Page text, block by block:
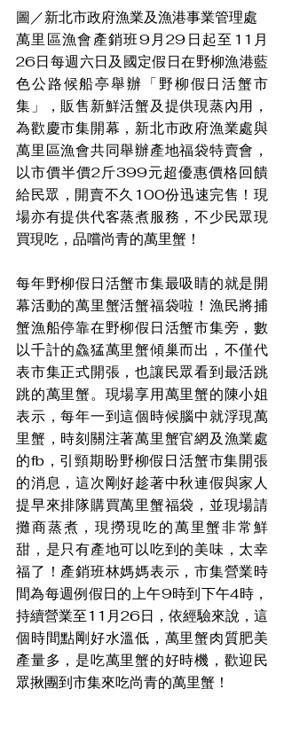
圖／新北市政府漁業及漁港事業管理處
萬里區漁會產銷班9月29日起至11月
26日每週六日及國定假日在野柳漁港藍
色公路候船亭舉辦「野柳假日活蟹市
集」，販售新鮮活蟹及提供現蒸內用，
為歡慶市集開幕，新北市政府漁業處與
萬里區漁會共同舉辦產地福袋特賣會，
以市價半價2斤399元超優惠價格回饋
給民眾，開賣不久100份迅速完售！現
場亦有提供代客蒸煮服務，不少民眾現
買現吃，品嚐尚青的萬里蟹！
每年野柳假日活蟹市集最吸睛的就是開
幕活動的萬里蟹活蟹福袋啦！漁民將捕
蟹漁船停靠在野柳假日活蟹市集旁，數
以千計的鱻猛萬里蟹傾巢而出，不僅代
表市集正式開張，也讓民眾看到最活跳
跳的萬里蟹。現場享用萬里蟹的陳小姐
表示，每年一到這個時候腦中就浮現萬
里蟹，時刻關注著萬里蟹官網及漁業處
的fb，引頸期盼野柳假日活蟹市集開張
的消息，這次剛好趁著中秋連假與家人
提早來排隊購買萬里蟹福袋，並現場請
攤商蒸煮，現撈現吃的萬里蟹非常鮮
甜，是只有產地可以吃到的美味，太幸
福了！產銷班林媽媽表示，市集營業時
間為每週例假日的上午9時到下午4時，
持續營業至11月26日，依經驗來說，這
個時間點剛好水溫低，萬里蟹肉質肥美
產量多，是吃萬里蟹的好時機，歡迎民
眾揪團到市集來吃尚青的萬里蟹！